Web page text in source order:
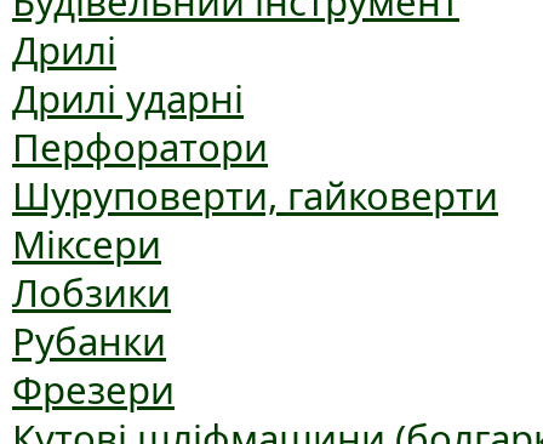
Дрилі
Дрилі ударні
Перфоратори
Шуруповерти, гайковерти
Міксери
Лобзики
Рубанки
Фрезери